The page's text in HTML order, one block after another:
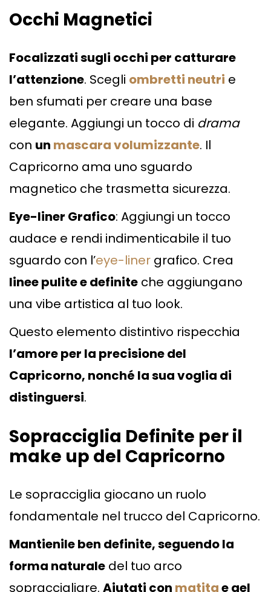
Occhi Magnetici
Focalizzati sugli occhi per catturare
l’attenzione. Scegli ombretti neutri e
ben sfumati per creare una base
elegante. Aggiungi un tocco di drama
con un mascara volumizzante. Il
Capricorno ama uno sguardo
magnetico che trasmetta sicurezza.
Eye-liner Grafico: Aggiungi un tocco
audace e rendi indimenticabile il tuo
sguardo con l’eye-liner grafico. Crea
linee pulite e definite che aggiungano
una vibe artistica al tuo look.
Questo elemento distintivo rispecchia
l’amore per la precisione del
Capricorno, nonché la sua voglia di
distinguersi.
Sopracciglia Definite per il
make up del Capricorno
Le sopracciglia giocano un ruolo
fondamentale nel trucco del Capricorno.
Mantienile ben definite, seguendo la
forma naturale del tuo arco
sopraccigliare. Aiutati con matitae gel